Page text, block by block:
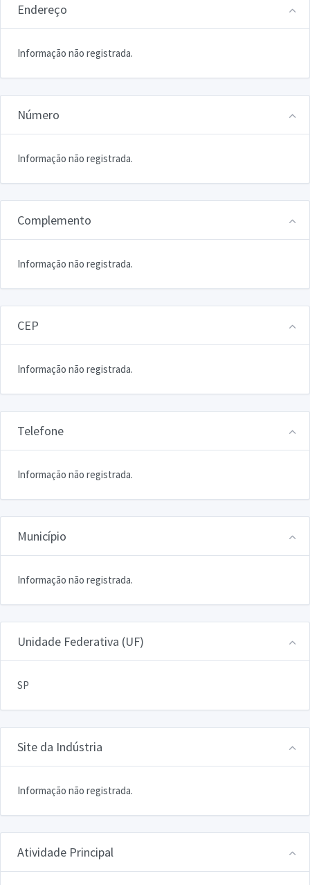
Endereço
Informação não registrada.
Número
Informação não registrada.
Complemento
Informação não registrada.
CEP
Informação não registrada.
Telefone
Informação não registrada.
Município
Informação não registrada.
Unidade Federativa (UF)
SP
Site da Indústria
Informação não registrada.
Atividade Principal